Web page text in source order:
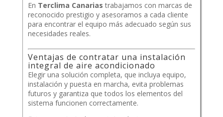
En Terclima Canarias trabajamos con marcas de
reconocido prestigio y asesoramos a cada cliente
para encontrar el equipo más adecuado según sus
necesidades reales.
Ventajas de contratar una instalación
integral de aire acondicionado
Elegir una solución completa, que incluya equipo,
instalación y puesta en marcha, evita problemas
futuros y garantiza que todos los elementos del
sistema funcionen correctamente.